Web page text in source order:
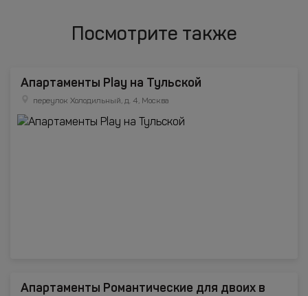
Посмотрите также
Апартаменты Play на Тульской
переулок Холодильный, д. 4, Москва
Апартаменты Романтические для двоих в